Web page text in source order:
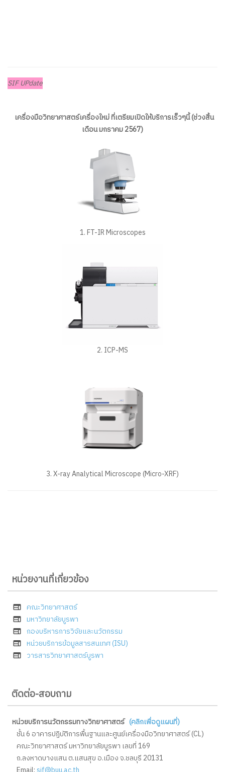
SIF UPdate
เครื่องมือวิทยาศาสตร์เครื่องใหม่ ที่เตรียมเปิดให้บริการเร็วๆนี้ (ช่วงสิ้น
เดือน มกราคม 2567)
1. FT-IR Microscopes
2. ICP-MS
3. X-ray Analytical Microscope (Micro-XRF)
หน่วยงานที่เกี่ยวข้อง
คณะวิทยาศาสตร์
มหาวิทยาลัยบูรพา
กองบริหารการวิจัยและนวัตกรรม
หน่วยบริการข้อมูลสารสนเทศ (ISU)
วารสารวิทยาศาสตร์บูรพา
ติดต่อ-สอบถาม
หน่วยบริการนวัตกรรมทางวิทยาศาสตร์ (คลิกเพื่อดูแผนที่)
ชั้น 6 อาคารปฏิบัติการพื้นฐานและศูนย์เครื่องมือวิทยาศาสตร์ (CL)
คณะวิทยาศาสตร์ มหาวิทยาลัยบูรพา เลขที่ 169
ถ.ลงหาดบางแสน ต.แสนสุข อ.เมือง จ.ชลบุรี 20131